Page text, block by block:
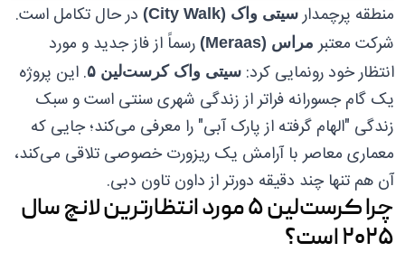
منطقه پرچمدار سیتی واک (City Walk)
در حال تکامل است.
شرکت معتبر مراس (Meraas)
رسماً از فاز جدید و مورد
انتظار خود رونمایی کرد: سیتی واک کرست‌لین ۵
. این پروژه
یک گام جسورانه فراتر از زندگی شهری سنتی است و سبک
زندگی "الهام گرفته از پارک آبی" را معرفی می‌کند؛ جایی که
معماری معاصر با آرامش یک ریزورت خصوصی تلاقی می‌کند،
آن هم تنها چند دقیقه دورتر از داون تاون دبی.
چرا کرست‌لین ۵ مورد انتظارترین لانچ سال
۲۰۲۵ است؟